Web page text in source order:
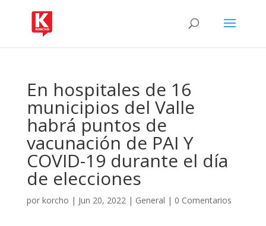
En hospitales de 16
municipios del Valle
habrá puntos de
vacunación de PAI Y
COVID-19 durante el día
de elecciones
por korcho | Jun 20, 2022| General | 0 Comentarios